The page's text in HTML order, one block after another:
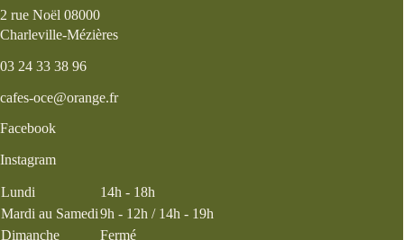
2 rue Noël 08000
Charleville-Mézières
03 24 33 38 96
cafes-oce@orange.fr
Facebook
Instagram
Lundi
14h - 18h
Mardi au Samedi9h - 12h / 14h - 19h
Dimanche
Fermé